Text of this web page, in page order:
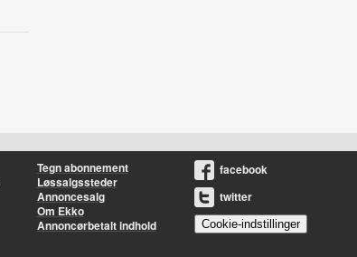
Tegn abonnement
Løssalgssteder
Annoncesalg
Om Ekko
Annoncørbetalt indhold
facebook
twitter
Cookie-indstillinger